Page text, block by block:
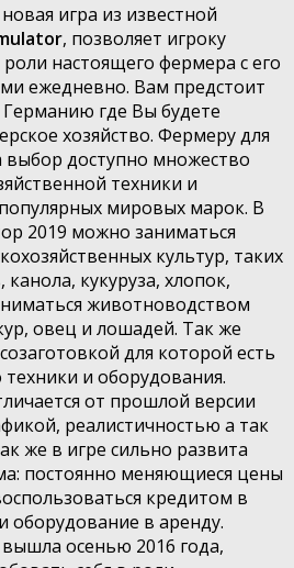
новая игра из известной
, позволяет игроку
настоящего фермера с его
ежедневно. Вам предстоит
где Вы будете
хозяйство. Фермеру для
выбор доступно множество
техники и
мировых марок. В
2019 можно заниматься
культур, таких
кукуруза, хлопок,
животноводством
овец и лошадей. Так же
для которой есть
и оборудования.
от прошлой версии
реалистичностью а так
же в игре сильно развита
постоянно меняющиеся цены
кредитом в
оборудование в аренду.
осенью 2016 года,